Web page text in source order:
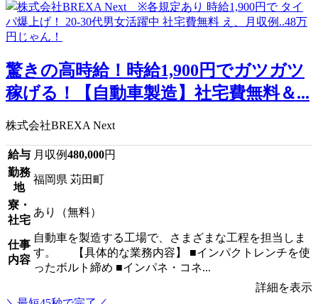
驚きの高時給！時給1,900円でガツガツ
稼げる！【自動車製造】社宅費無料＆...
株式会社BREXA Next
給与 月収例480,000円
勤務
地
福岡県 苅田町
寮・
社宅
あり（無料）
仕事
内容
自動車を製造する工場で、さまざまな工程を担当しま
す。 【具体的な業務内容】 ■インパクトレンチを使
ったボルト締め ■インパネ・コネ...
詳細を表示